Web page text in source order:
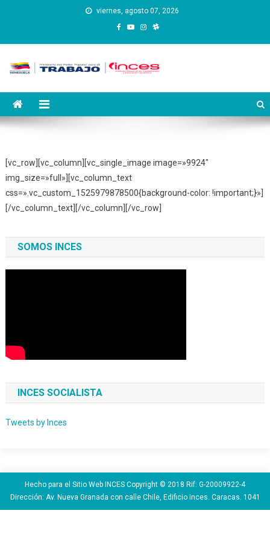
viernes, agosto 07, 2026
Instituto Nacional de
Capacitación y Educación
[vc_row][vc_column][vc_single_image image=»9924″
img_size=»full»][vc_column_text
css=».vc_custom_1525979878500{background-color: !important;}»]
[/vc_column_text][/vc_column][/vc_row]
SOMOS INCES
INCES SOCIALISTA
Tweets by Inces
Hecho para el Sitio Web INCES Copyright © 2018 Rif: G-20009922-4
Dirección: Av. Nueva Granada con calle Chile, Edificio Inces. Caracas. 1041